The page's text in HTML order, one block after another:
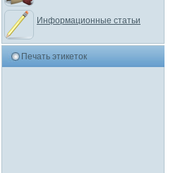
Информационные статьи
Печать этикеток